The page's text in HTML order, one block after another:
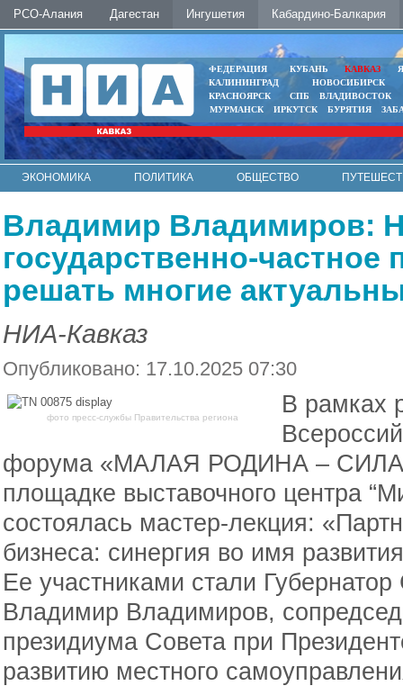
РСО-Алания Дагестан Ингушетия Кабардино-Балкария
ФЕДЕРАЦИЯ КУБАНЬ КАВКАЗ
КАЛИНИНГРАД
НОВОСИБИРСК
КРАСНОЯРСК
СПБ
ВЛАДИВОСТОК
МУРМАНСК
ИРКУТСК БУРЯТИЯ
ЭКОНОМИКА ПОЛИТИКА ОБЩЕСТВО
Владимир Владимиров:
государственно-частное
решать многие
НИА-Кавказ
Опубликовано: 17.10.2025 07:30
фото пресс-службы Правительства региона
В рамках
форума «МАЛАЯ РОДИНА –
площадке выставочного центра
состоялась мастер-лекция:
бизнеса: синергия во имя
Ее участниками стали Губернатор
Владимир Владимиров,
президиума Совета при
развитию местного